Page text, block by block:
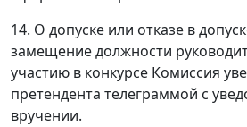
14. О допуске или отказе в
замещение должности
участию в конкурсе Комиссия
претендента телеграммой с
вручении.